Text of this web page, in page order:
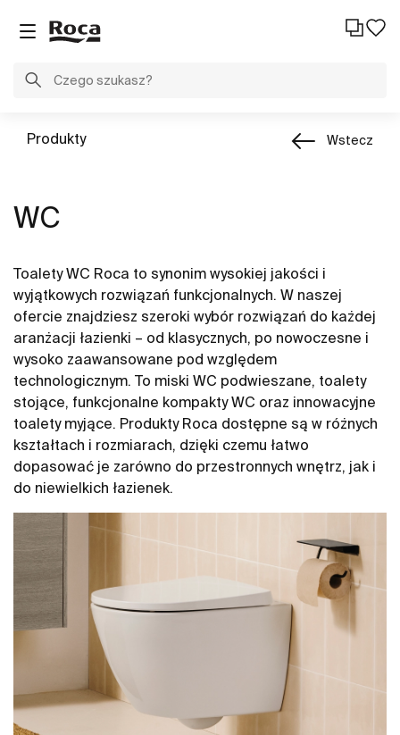
Produkty Wstecz
WC
Toalety WC Roca to synonim wysokiej jakości i
wyjątkowych rozwiązań funkcjonalnych. W naszej
ofercie znajdziesz szeroki wybór rozwiązań do każdej
aranżacji łazienki – od klasycznych, po nowoczesne i
wysoko zaawansowane pod względem
technologicznym. To miski WC podwieszane, toalety
stojące, funkcjonalne kompakty WC oraz innowacyjne
toalety myjące. Produkty Roca dostępne są w różnych
kształtach i rozmiarach, dzięki czemu łatwo
dopasować je zarówno do przestronnych wnętrz, jak i
do niewielkich łazienek.